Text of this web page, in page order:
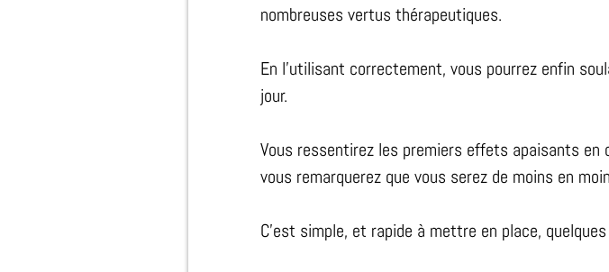
nombreuses vertus thérapeutiques.
En l’utilisant correctement, vous pourrez enfin
jour.
Vous ressentirez les premiers effets apaisants en
vous remarquerez que vous serez de moins en
C'est simple, et rapide à mettre en place,